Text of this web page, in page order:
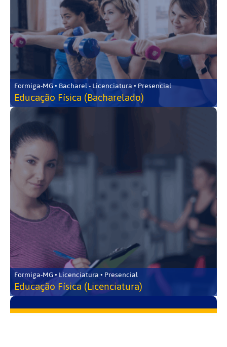
Formiga-MG • Bacharel - Licenciatura • Presencial
Educação Física (Bacharelado)
Formiga-MG • Licenciatura • Presencial
Educação Física (Licenciatura)